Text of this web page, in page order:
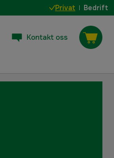
Privat Bedrift
Kontakt oss